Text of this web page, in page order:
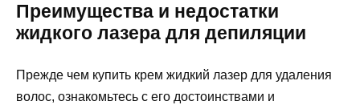
Преимущества и недостатки
жидкого лазера для депиляции
Прежде чем купить крем жидкий лазер для удаления
волос, ознакомьтесь с его достоинствами и